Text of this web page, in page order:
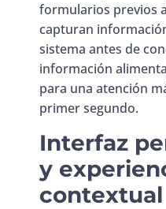
formularios previos
capturan
sistema antes de
información
para una atención
primer segundo.
Interfaz
y
contextual